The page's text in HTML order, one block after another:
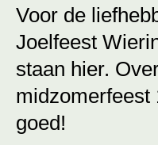
Voor de
Joelfeest
staan hier.
midzomerfeest
goed!